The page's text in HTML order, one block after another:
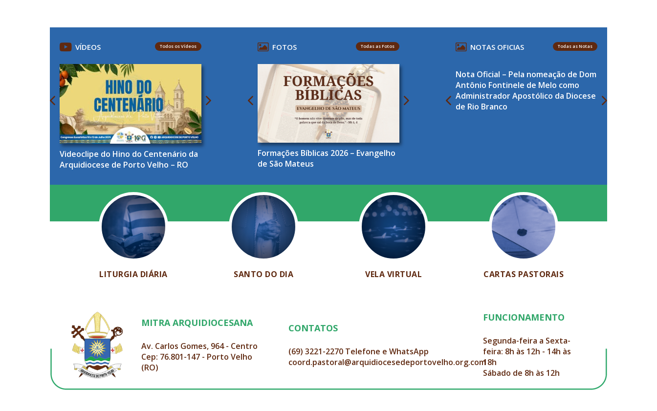
VÍDEOS Todos os Vídeos
Videoclipe do Hino do Centenário da
Arquidiocese de Porto Velho – RO
FOTOS Todas as Fotos
Formações Bíblicas 2026 – Evangelho
de São Mateus
NOTAS OFICIAS Todas as Notas
Nota Oficial – Pela nomeação de Dom
Antônio Fontinele de Melo como
Administrador Apostólico da Diocese
de Rio Branco
LITURGIA DIÁRIA SANTO DO DIA VELA VIRTUAL CARTAS PASTORAIS
MITRA ARQUIDIOCESANA
Av. Carlos Gomes, 964 - Centro
Cep: 76.801-147 - Porto Velho
(RO)
CONTATOS
(69) 3221-2270 Telefone e WhatsApp
coord.pastoral@arquidiocesedeportovelho.org.com
FUNCIONAMENTO
Segunda-feira a Sexta-
feira: 8h às 12h - 14h às
18h
Sábado de 8h às 12h